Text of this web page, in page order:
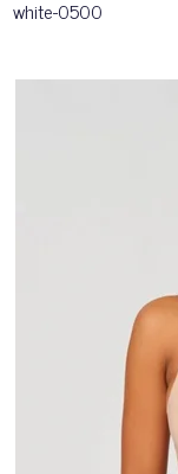
white-0500